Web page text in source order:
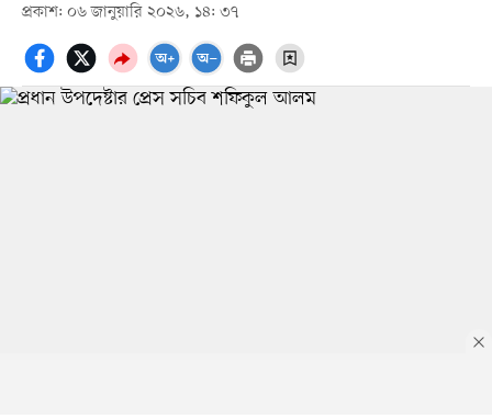
প্রকাশ: ০৬ জানুয়ারি ২০২৬, ১৪: ৩৭